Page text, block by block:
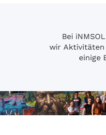
Bei
wir Aktivitäten
einige